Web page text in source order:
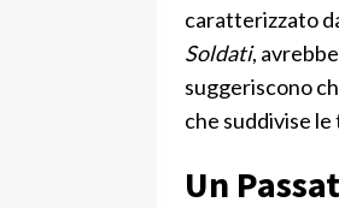
caratterizzato
Soldati,
suggeriscono
che suddivise
Un